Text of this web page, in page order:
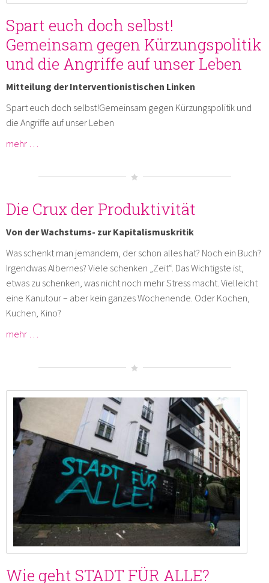
Spart euch doch selbst!
Gemeinsam gegen Kürzungspolitik
und die Angriffe auf unser Leben
Mitteilung der Interventionistischen Linken
Spart euch doch selbst!Gemeinsam gegen Kürzungspolitik und
die Angriffe auf unser Leben
mehr …
Die Crux der Produktivität
Von der Wachstums- zur Kapitalismuskritik
Was schenkt man jemandem, der schon alles hat? Noch ein Buch?
Irgendwas Albernes? Viele schenken „Zeit“. Das Wichtigste ist,
etwas zu schenken, was nicht noch mehr Stress macht. Vielleicht
eine Kanutour – aber kein ganzes Wochenende. Oder Kochen,
Kuchen, Kino?
mehr …
Wie geht STADT FÜR ALLE?